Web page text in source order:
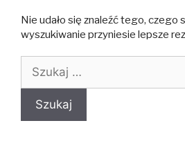
Nie udało się znaleźć tego, czego
wyszukiwanie przyniesie lepsze